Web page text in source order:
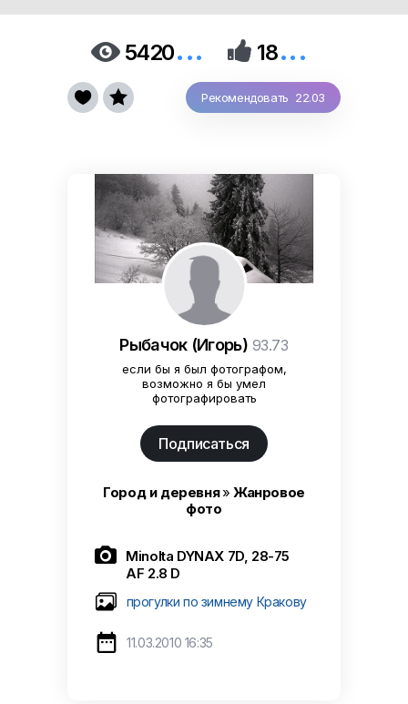
 5420...  18...
Рекомендовать 22.03
 
Рыбачок (Игорь) 93.73
если бы я был фотографом,
возможно я бы умел
фотографировать
Подписаться
Город и деревня»Жанровое
фото
 Minolta DYNAX 7D, 28-75
AF 2.8 D
прогулки по зимнему Кракову
 11.03.2010 16:35